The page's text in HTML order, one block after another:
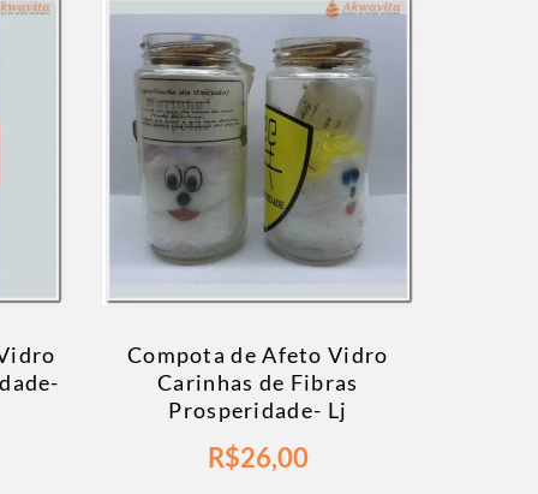
Compota de Afeto Vidro
Carinhas de Fibras
Prosperidade- Lj
R$26,00